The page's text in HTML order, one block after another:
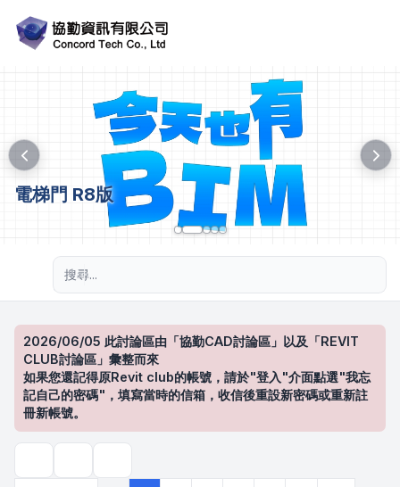
電梯門 R8版
2026/06/05 此討論區由「協勤CAD討論區」以及「REVIT
CLUB討論區」彙整而來
如果您還記得原Revit club的帳號，請於"登入"介面點選"我忘
記自己的密碼"，填寫當時的信箱，收信後重設新密碼或重新註
冊新帳號。